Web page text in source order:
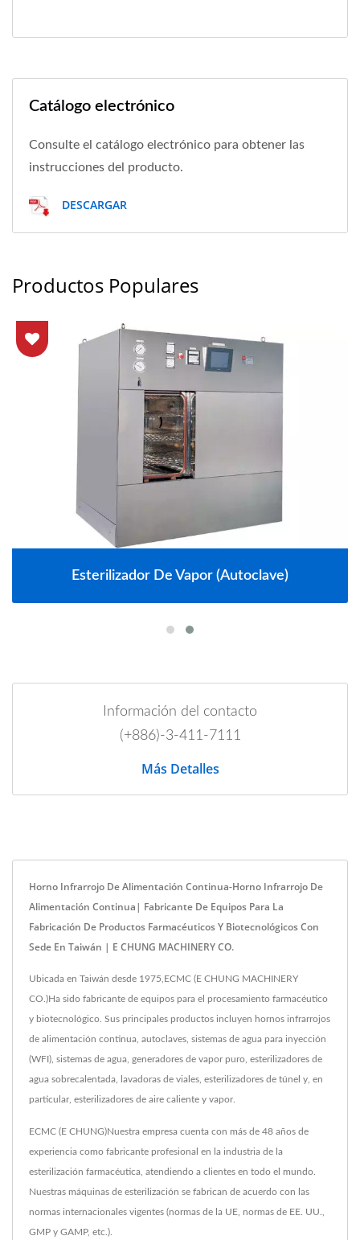
Catálogo electrónico
Consulte el catálogo electrónico para obtener las
instrucciones del producto.
DESCARGAR
Productos Populares
Esterilizador De Vapor (autoclave)
Información del contacto
(+886)-3-411-7111
Más Detalles
Horno Infrarrojo De Alimentación Continua-Horno Infrarrojo De
Alimentación Continua| Fabricante De Equipos Para La
Fabricación De Productos Farmacéuticos Y Biotecnológicos Con
Sede En Taiwán | E CHUNG MACHINERY CO.
Ubicada en Taiwán desde 1975,ECMC (E CHUNG MACHINERY
CO.)Ha sido fabricante de equipos para el procesamiento farmacéutico
y biotecnológico. Sus principales productos incluyen hornos infrarrojos
de alimentación continua, autoclaves, sistemas de agua para inyección
(WFI), sistemas de agua, generadores de vapor puro, esterilizadores de
agua sobrecalentada, lavadoras de viales, esterilizadores de túnel y, en
particular, esterilizadores de aire caliente y vapor.
ECMC (E CHUNG)Nuestra empresa cuenta con más de 48 años de
experiencia como fabricante profesional en la industria de la
esterilización farmacéutica, atendiendo a clientes en todo el mundo.
Nuestras máquinas de esterilización se fabrican de acuerdo con las
normas internacionales vigentes (normas de la UE, normas de EE. UU.,
GMP y GAMP, etc.).